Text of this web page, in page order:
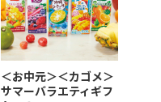
＜お中元＞＜カゴメ＞
サマーバラエティギフ